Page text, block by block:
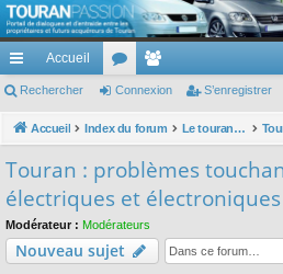
TouranPassion
Le forum des propriétaires ou futurs acquéreurs du
cc
ès
pi
de
Accueil
or
u
e
m
es
Rechercher Connexion S’enregistrer
Accueil Index du forum Le touran dans ses versions I (V1 V2 V3) et II ...
Touran : problèmes
électriques et électroniques
Modérateur : Modérateurs
Nouveau sujet